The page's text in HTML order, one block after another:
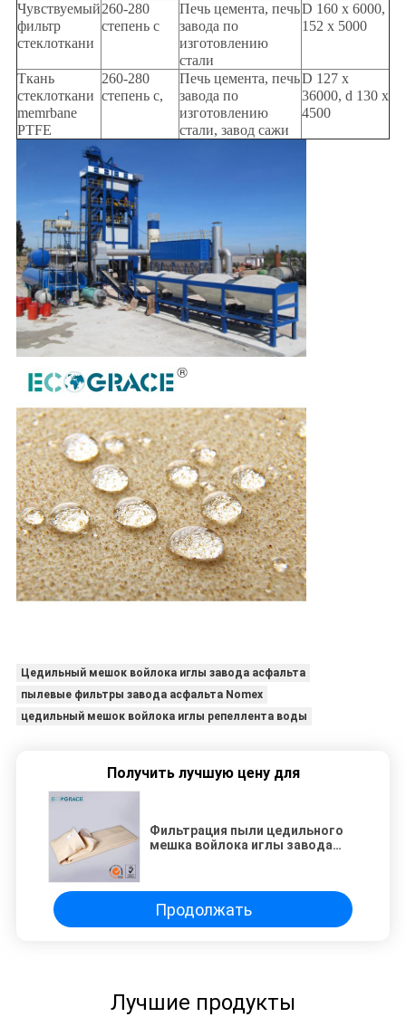
Чувствуемый
фильтр
стеклоткани
260-280
степень c
Печь цемента, печь
завода по
изготовлению
стали
D 160 x 6000,
152 x 5000
Ткань
стеклоткани
memrbane
PTFE
260-280
степень c,
Печь цемента, печь
завода по
изготовлению
стали, завод сажи
D 127 x
36000, d 130 x
4500
Цедильный мешок войлока иглы завода асфальта
пылевые фильтры завода асфальта Nomex
цедильный мешок войлока иглы репеллента воды
Получить лучшую цену для
Фильтрация пыли цедильного
мешка войлока иглы завода
Продолжать
Лучшие продукты